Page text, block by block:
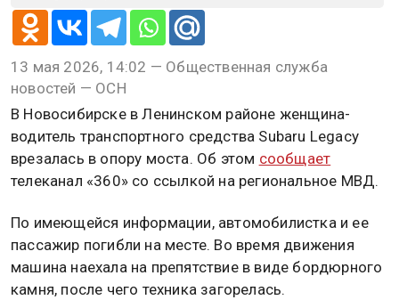
13 мая 2026, 14:02 — Общественная служба
новостей — ОСН
В Новосибирске в Ленинском районе женщина-
водитель транспортного средства Subaru Legacy
врезалась в опору моста. Об этом сообщает
телеканал «360» со ссылкой на региональное МВД.
По имеющейся информации, автомобилистка и ее
пассажир погибли на месте. Во время движения
машина наехала на препятствие в виде бордюрного
камня, после чего техника загорелась.